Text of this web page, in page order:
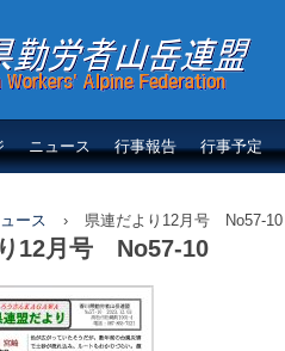
労者山岳連盟
ニュース 行事報告 行事予定
ース › 県連だより12月号 No57-10
12月号 No57-10